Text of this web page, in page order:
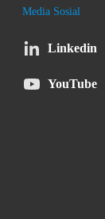
Media Sosial
Linkedin
YouTube